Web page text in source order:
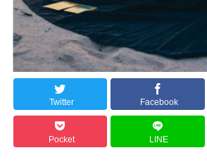
Twitter Facebook
Pocket LINE